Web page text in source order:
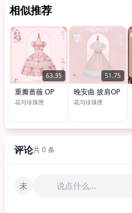
相似推荐
63.35
重瓣蔷薇 OP
花与珍珠匣
51.75
晚安曲 披肩OP
花与珍珠匣
评论共 0 条
未 说点什么…